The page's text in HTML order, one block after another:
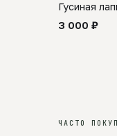
Гусиная
3 000 ₽
ЧАСТО